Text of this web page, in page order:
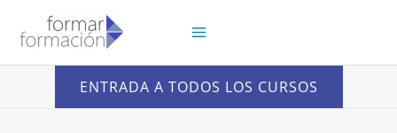
contenido
ENTRADA A TODOS LOS CURSOS